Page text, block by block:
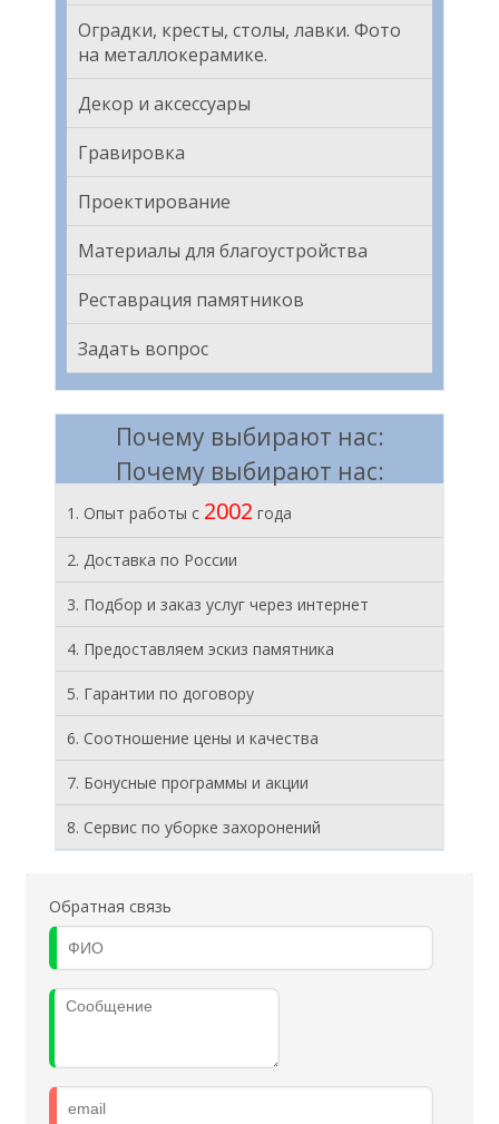
Оградки, кресты, столы, лавки. Фото
на металлокерамике.
Декор и аксессуары
Гравировка
Проектирование
Материалы для благоустройства
Реставрация памятников
Задать вопрос
Почему выбирают нас:
Почему выбирают нас:
1. Опыт работы с 2002 года
2. Доставка по России
3. Подбор и заказ услуг через интернет
4. Предоставляем эскиз памятника
5. Гарантии по договору
6. Соотношение цены и качества
7. Бонусные программы и акции
8. Cервис по уборке захоронений
Обратная связь